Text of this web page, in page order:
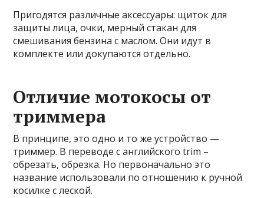
Пригодятся различные аксессуары: щиток для
защиты лица, очки, мерный стакан для
смешивания бензина с маслом. Они идут в
комплекте или докупаются отдельно.
Отличие мотокосы от
триммера
В принципе, это одно и то же устройство —
триммер. В переводе с английского trim –
обрезать, обрезка. Но первоначально это
название использовали по отношению к ручной
косилке с леской.